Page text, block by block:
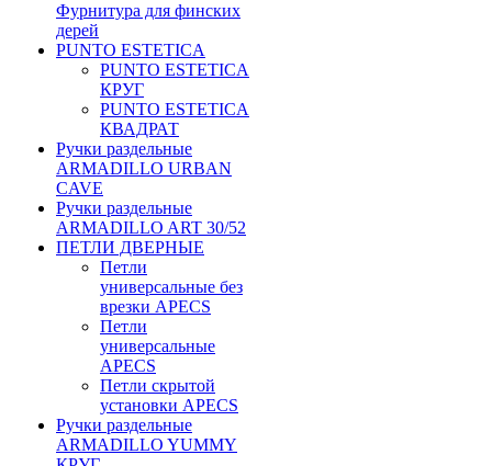
Фурнитура для финских
дерей
PUNTO ESTETICA
PUNTO ESTETICA
КРУГ
PUNTO ESTETICA
КВАДРАТ
Ручки раздельные
ARMADILLO URBAN
CAVE
Ручки раздельные
ARMADILLO ART 30/52
ПЕТЛИ ДВЕРНЫЕ
Петли
универсальные без
врезки APECS
Петли
универсальные
APECS
Петли скрытой
установки APECS
Ручки раздельные
ARMADILLO YUMMY